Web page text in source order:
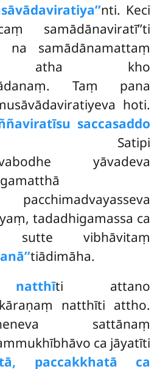
nti. Keci
samādānaviratī’’ti
na samādānamattaṃ
atha kho
Taṃ pana
hoti.
saccasaddo
Satipi
yāvadeva
tadadhigamassa ca
sutte vibhāvitaṃ
tiādimāha.
ti attano
natthīti attho.
sattānaṃ
ca jāyatīti
paccakkhatā ca